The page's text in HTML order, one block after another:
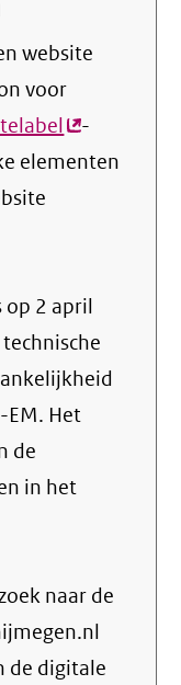
website
voor
(externe
link)
-
elementen
op 2 april
EM. Het
de
in het
naar de
de digitale